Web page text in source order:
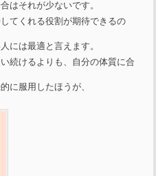
はそれが少ないです。
てくれる役割が期待できるの
には最適と言えます。
続けるよりも、自分の体質に合
に服用したほうが、